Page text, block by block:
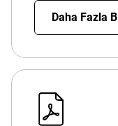
Daha Fazla